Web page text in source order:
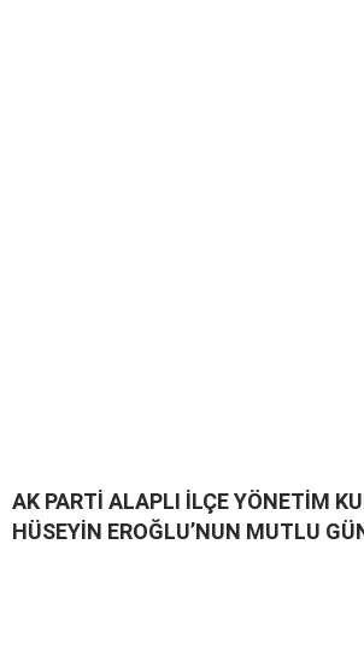
​AK PARTİ ALAPLI İLÇE YÖNETİM
HÜSEYİN EROĞLU’NUN MUTLU